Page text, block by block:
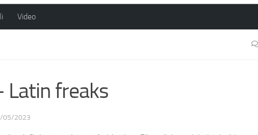
Video
Latin freaks
05/2023